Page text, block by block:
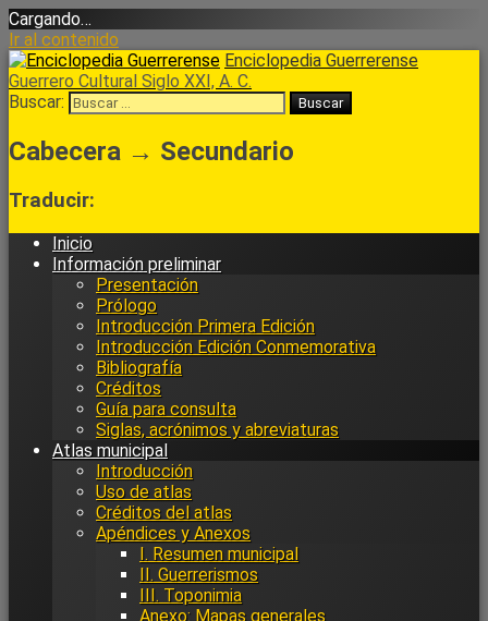
Cargando…
Ir al contenido
Enciclopedia Guerrerense
Guerrero Cultural Siglo XXI, A. C.
Buscar:
Cabecera → Secundario
Traducir:
Inicio
Información preliminar
Presentación
Prólogo
Introducción Primera Edición
Introducción Edición Conmemorativa
Bibliografía
Créditos
Guía para consulta
Siglas, acrónimos y abreviaturas
Atlas municipal
Introducción
Uso de atlas
Créditos del atlas
Apéndices y Anexos
I. Resumen municipal
II. Guerrerismos
III. Toponimia
Anexo: Mapas generales